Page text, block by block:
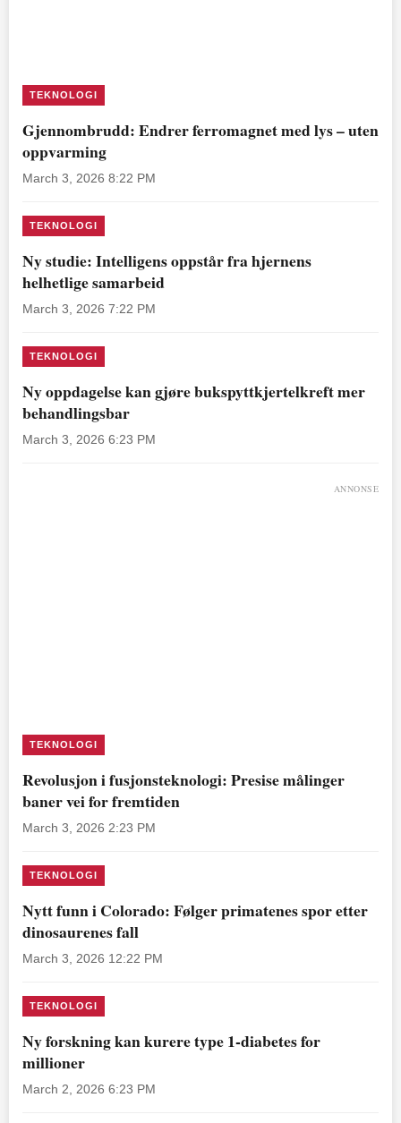
TEKNOLOGI
Gjennombrudd: Endrer ferromagnet med lys – uten
oppvarming
March 3, 2026 8:22 PM
TEKNOLOGI
Ny studie: Intelligens oppstår fra hjernens
helhetlige samarbeid
March 3, 2026 7:22 PM
TEKNOLOGI
Ny oppdagelse kan gjøre bukspyttkjertelkreft mer
behandlingsbar
March 3, 2026 6:23 PM
ANNONSE
TEKNOLOGI
Revolusjon i fusjonsteknologi: Presise målinger
baner vei for fremtiden
March 3, 2026 2:23 PM
TEKNOLOGI
Nytt funn i Colorado: Følger primatenes spor etter
dinosaurenes fall
March 3, 2026 12:22 PM
TEKNOLOGI
Ny forskning kan kurere type 1-diabetes for
millioner
March 2, 2026 6:23 PM